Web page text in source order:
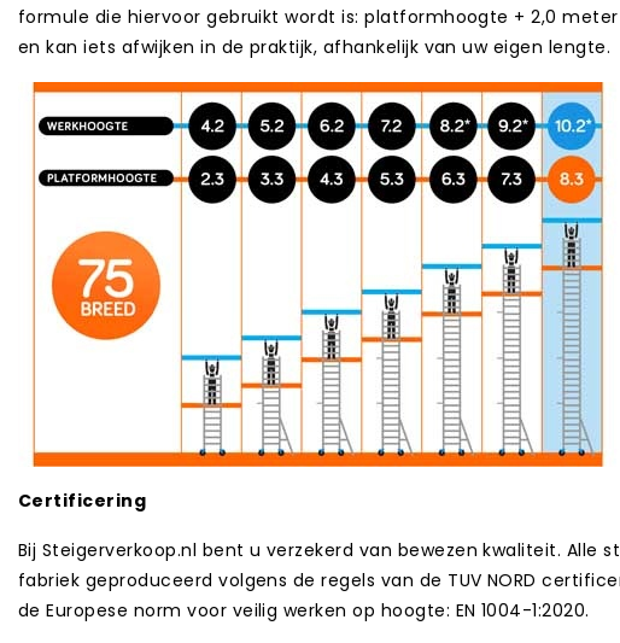
formule die hiervoor gebruikt wordt is: platformhoogte + 2,0
en kan iets afwijken in de praktijk, afhankelijk van uw eigen lengte.
Certificering
Bij Steigerverkoop.nl bent u verzekerd van bewezen kwaliteit. Alle
fabriek geproduceerd volgens de regels van de TUV NORD
de Europese norm voor veilig werken op hoogte: EN 1004-1:2020.